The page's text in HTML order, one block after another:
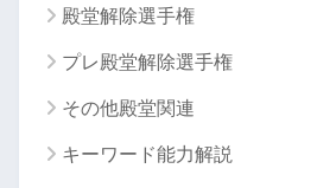
殿堂解除選手権
プレ殿堂解除選手権
その他殿堂関連
キーワード能力解説